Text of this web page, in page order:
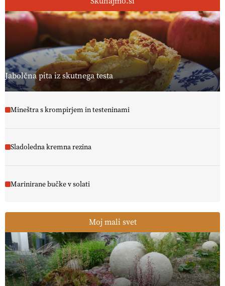
Jabolčna pita iz skutnega testa
Mineštra s krompirjem in testeninami
Sladoledna kremna rezina
Marinirane bučke v solati
Moj mali svet